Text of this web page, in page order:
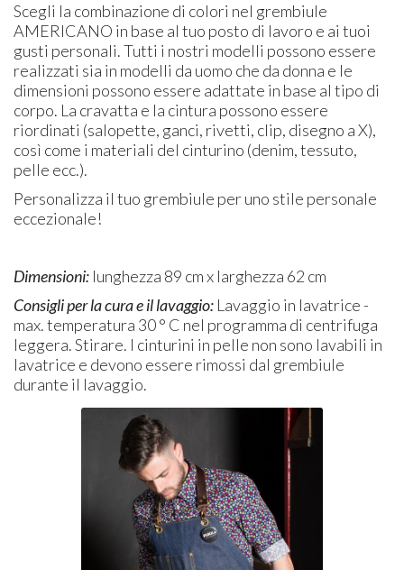
Scegli la combinazione di colori nel grembiule
AMERICANO in base al tuo posto di lavoro e ai tuoi
gusti personali. Tutti i nostri modelli possono essere
realizzati sia in modelli da uomo che da donna e le
dimensioni possono essere adattate in base al tipo di
corpo. La cravatta e la cintura possono essere
riordinati (salopette, ganci, rivetti, clip, disegno a X),
così come i materiali del cinturino (denim, tessuto,
pelle ecc.).
Personalizza il tuo grembiule per uno stile personale
eccezionale!
Dimensioni: lunghezza 89 cm x larghezza 62 cm
Consigli per la cura e il lavaggio: Lavaggio in lavatrice -
max. temperatura 30 ° C nel programma di centrifuga
leggera. Stirare. I cinturini in pelle non sono lavabili in
lavatrice e devono essere rimossi dal grembiule
durante il lavaggio.